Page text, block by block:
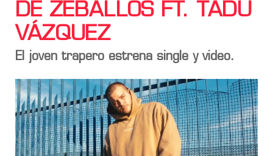
DE ZEBALLOS FT. TADU
VÁZQUEZ
El joven trapero estrena single y video.